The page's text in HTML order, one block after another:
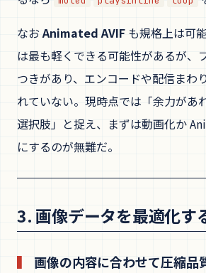
なおAnimated AVIF も規格上は可
は最も軽くできる可能性があるが、
つきがあり、エンコードや配信まわ
れていない。現時点では「余力があ
選択肢」と捉え、まずは動画化か
にするのが無難だ。
3. 画像データを最適化す
画像の内容に合わせて圧縮品